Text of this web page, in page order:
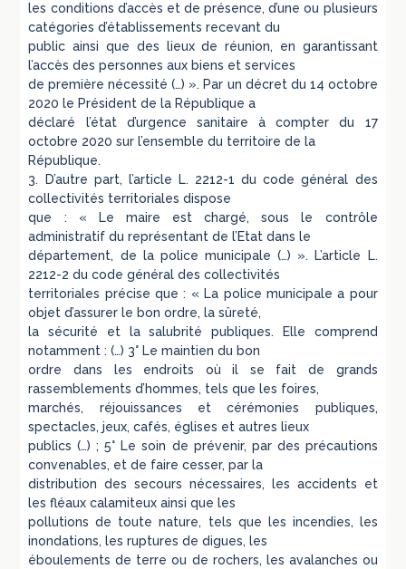
les conditions d’accès et de présence, d’une ou plusieurs
catégories d’établissements recevant du
public ainsi que des lieux de réunion, en garantissant
l’accès des personnes aux biens et services
de première nécessité (…) ». Par un décret du 14 octobre
2020 le Président de la République a
déclaré l’état d’urgence sanitaire à compter du 17
octobre 2020 sur l’ensemble du territoire de la
République.
3. D’autre part, l’article L. 2212-1 du code général des
collectivités territoriales dispose
que : « Le maire est chargé, sous le contrôle
administratif du représentant de l’Etat dans le
département, de la police municipale (…) ». L’article L.
2212-2 du code général des collectivités
territoriales précise que : « La police municipale a pour
objet d’assurer le bon ordre, la sûreté,
la sécurité et la salubrité publiques. Elle comprend
notamment : (…) 3° Le maintien du bon
ordre dans les endroits où il se fait de grands
rassemblements d’hommes, tels que les foires,
marchés, réjouissances et cérémonies publiques,
spectacles, jeux, cafés, églises et autres lieux
publics (…) ; 5° Le soin de prévenir, par des précautions
convenables, et de faire cesser, par la
distribution des secours nécessaires, les accidents et
les fléaux calamiteux ainsi que les
pollutions de toute nature, tels que les incendies, les
inondations, les ruptures de digues, les
éboulements de terre ou de rochers, les avalanches ou